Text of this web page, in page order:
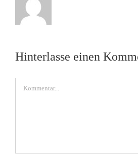
Hinterlasse einen